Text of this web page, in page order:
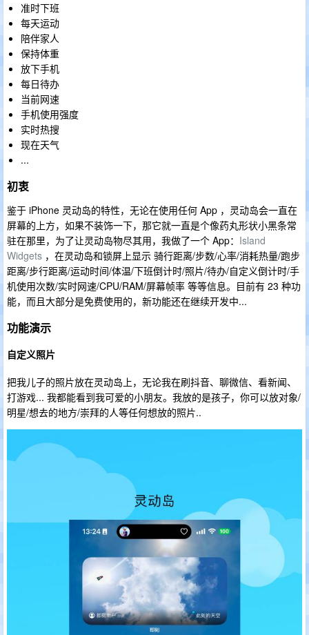
准时下班
每天运动
陪伴家人
保持体重
放下手机
每日待办
当前网速
手机使用强度
实时热搜
现在天气
...
初衷
鉴于 iPhone 灵动岛的特性，无论在使用任何 App ，灵动岛会一直在
屏幕的上方，如果不装饰一下，那它就一直是个像药丸形状小黑条常
驻在那里，为了让灵动岛物尽其用，我做了一个 App： Island
Widgets ，在灵动岛和锁屏上显示 骑行距离/步数/心率/消耗热量/跑步
距离/步行距离/运动时间/体温/下班倒计时/照片/待办/自定义倒计时/手
机使用次数/实时网速/CPU/RAM/屏幕帧率 等等信息。目前有 23 种功
能，而且大部分是免费使用的，新功能还在继续开发中...
功能演示
自定义照片
把我儿子的照片放在灵动岛上，无论我在刷抖音、聊微信、看新闻、
打游戏... 我都能看到我可爱的小朋友。我放的是孩子，你可以放对象/
明星/想去的地方/崇拜的人等任何想放的照片..